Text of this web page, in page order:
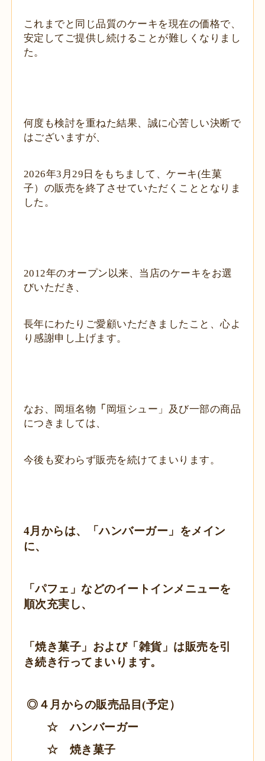
これまでと同じ品質のケーキを現在の価格で、
安定してご提供し続けることが難しくなりまし
た。
何度も検討を重ねた結果、誠に心苦しい決断で
はございますが、
2026年3 月29日をもちまして、ケーキ(生菓
子）の販売を終了させていただくこととなりま
した。
2012年のオープン以来、当店のケーキをお選
びいただき、
長年にわたりご愛顧いただきましたこと、心よ
り感謝申し上げます。
なお、岡垣名物 「 岡垣シュー」及び一部の商品
につきましては、
今後も変わらず販売を続けてまいります。
4月からは、「ハンバーガー」をメイン
に、
「パフェ」などのイートインメニューを
順次充実し、
「焼き菓子」および「雑貨」は販売を引
き続き行ってまいります。
◎４月からの販売品目(予定）
☆ ハンバーガー
☆ 焼き菓子